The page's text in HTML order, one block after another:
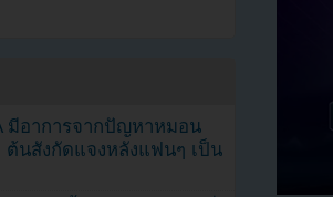
มีอาการจากปัญหาหมอน
ต้นสังกัดแจงหลังแฟนๆ เป็น